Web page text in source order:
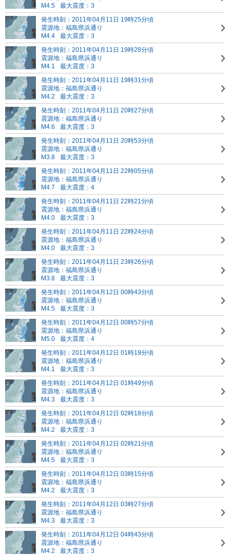
M4.5
最大震度：3
発生時刻：2011年04月11日 19時25分頃
震源地：福島県浜通り
M4.4
最大震度：3
発生時刻：2011年04月11日 19時28分頃
震源地：福島県浜通り
M4.1
最大震度：3
発生時刻：2011年04月11日 19時31分頃
震源地：福島県浜通り
M4.2
最大震度：3
発生時刻：2011年04月11日 20時27分頃
震源地：福島県浜通り
M4.6
最大震度：3
発生時刻：2011年04月11日 20時53分頃
震源地：福島県浜通り
M3.8
最大震度：3
発生時刻：2011年04月11日 22時05分頃
震源地：福島県浜通り
M4.7
最大震度：4
発生時刻：2011年04月11日 22時21分頃
震源地：福島県浜通り
M4.0
最大震度：3
発生時刻：2011年04月11日 22時24分頃
震源地：福島県浜通り
M4.0
最大震度：3
発生時刻：2011年04月11日 23時26分頃
震源地：福島県浜通り
M3.8
最大震度：3
発生時刻：2011年04月12日 00時43分頃
震源地：福島県浜通り
M4.5
最大震度：3
発生時刻：2011年04月12日 00時57分頃
震源地：福島県浜通り
M5.0
最大震度：4
発生時刻：2011年04月12日 01時19分頃
震源地：福島県浜通り
M4.1
最大震度：3
発生時刻：2011年04月12日 01時49分頃
震源地：福島県浜通り
M4.3
最大震度：3
発生時刻：2011年04月12日 02時18分頃
震源地：福島県浜通り
M4.2
最大震度：3
発生時刻：2011年04月12日 02時21分頃
震源地：福島県浜通り
M4.5
最大震度：3
発生時刻：2011年04月12日 03時15分頃
震源地：福島県浜通り
M4.2
最大震度：3
発生時刻：2011年04月12日 03時27分頃
震源地：福島県浜通り
M4.3
最大震度：3
発生時刻：2011年04月12日 04時43分頃
震源地：福島県浜通り
M4.2
最大震度：3